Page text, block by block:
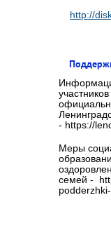
http://
- https://
Меры
семей -